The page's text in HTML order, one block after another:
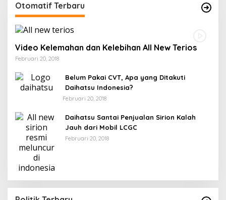
Otomatif Terbaru
Video Kelemahan dan Kelebihan All New Terios
Februari 20, 2018
Belum Pakai CVT, Apa yang Ditakuti
Daihatsu Indonesia?
Februari 20, 2018
Daihatsu Santai Penjualan Sirion Kalah
Jauh dari Mobil LCGC
Februari 20, 2018